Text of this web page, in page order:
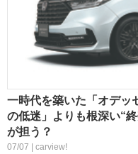
一時代を築いた「オデッ
の低迷」よりも根深い“
が担う？
07/07 | carview!